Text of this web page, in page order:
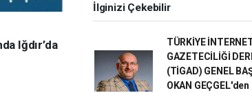
Iğdır’da
İlginizi Çekebilir
TÜRKİYE
GAZETECİLİĞİ
(TİGAD) GENEL
OKAN GEÇGEL'den